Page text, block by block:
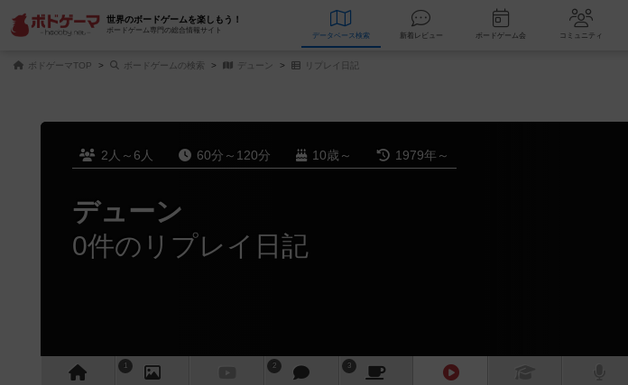
世界のボードゲームを楽しもう！
ボードゲーム専門の総合情報サイト
データベース 検索 新着レビュー ボードゲーム会
ボドゲーマTOP ボードゲームの検索 デューン リプレイ日記
2人～6人 60分～120分 10歳～ 1979年～
デューン
0件のリプレイ日記
1 2 3